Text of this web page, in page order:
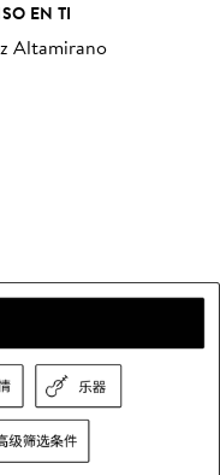
EN TI
Altamirano